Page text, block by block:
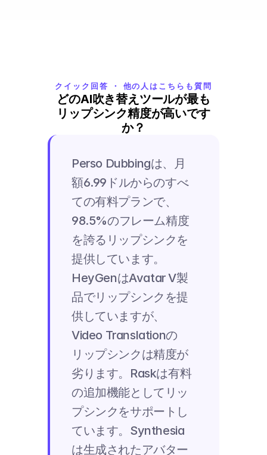
クイック回答 ・ 他の人はこちらも質問
どのAI吹き替えツールが最も
リップシンク精度が高いです
か？
Perso Dubbingは、月
額6.99ドルからのすべ
ての有料プランで、
98.5%のフレーム精度
を誇るリップシンクを
提供しています。
HeyGenはAvatar V製
品でリップシンクを提
供していますが、
Video Translationの
リップシンクは精度が
劣ります。Raskは有料
の追加機能としてリッ
プシンクをサポートし
ています。Synthesia
は生成されたアバター